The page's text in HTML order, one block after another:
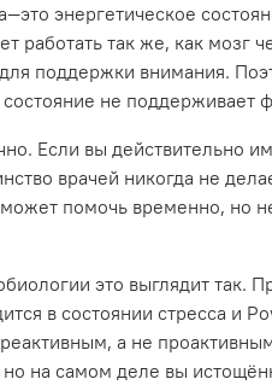
энергетическое
работать так же, как
поддержки внимания.
не поддерживает
Если вы действительно
врачей никогда не
помочь временно, но
это выглядит так.
в состоянии стресса и
а не
но на самом деле вы